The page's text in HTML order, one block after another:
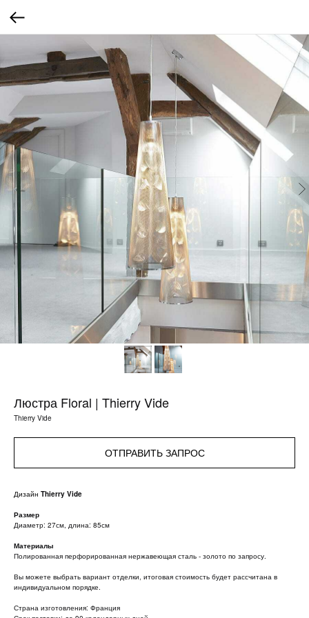
Люстра Floral | Thierry Vide
Thierry Vide
ОТПРАВИТЬ ЗАПРОС
Дизайн Thierry Vide
Размер
Диаметр: 27см, длина: 85см
Материалы
Полированная перфорированная нержавеющая сталь - золото по запросу.
Вы можете выбрать вариант отделки, итоговая стоимость будет рассчитана в
индивидуальном порядке.
Страна изготовления: Франция